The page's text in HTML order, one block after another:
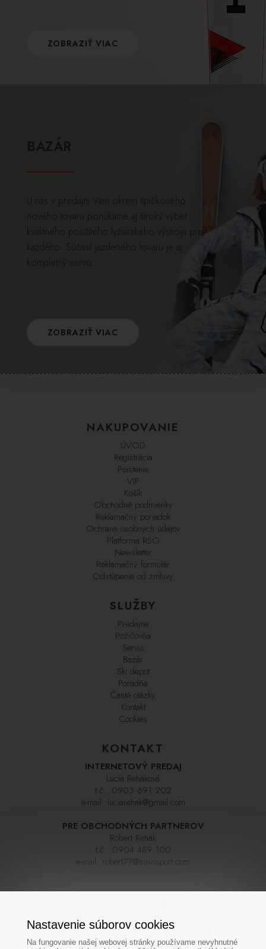
ZOBRAZIŤ VIAC
U nás v predajni Vám okrem špičkového
nového tovaru ponúkame aj široký výber
kvalitného použitého lyžiarskeho výstroja pre
každého. Súčasť jazdeného tovaru je aj
kompletný servis.
ZOBRAZIŤ VIAC
NAKUPOVANIE
ÚVOD
Registrácia
Poistenie
VIP
Košík
Obchodné podmienky
Reklamačný poriadok
Ochrana osobných údajov
Platforma RSO
Newsletter
Reklamačný formulár
Odstúpenie od zmluvy
SLUŽBY
Predajne
Požičovňa
Servis
Bazár
Ski depot
Poradňa
Časté otázky
Kontakt
Cookies
KONTAKT
INTERNETOVÝ PREDAJ
Lucia Reháková
t.č.: 0903 691 202
e-mail: luciarehak@gmail.com
PRE OBCHODNÝCH PARTNEROV
Róbert Rehák
t.č.: 0904 489 100
e-mail: robert77@suwisport.com
02 / 43 33 00 54
Nastavenie súborov cookies
Na fungovanie našej webovej stránky používame nevyhnutné